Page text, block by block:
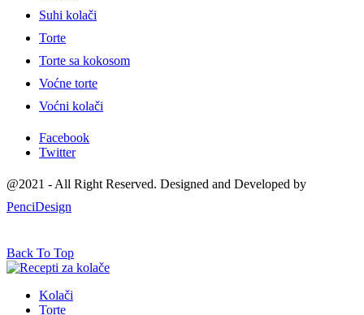
Suhi kolači
Torte
Torte sa kokosom
Voćne torte
Voćni kolači
Facebook
Twitter
@2021 - All Right Reserved. Designed and Developed by
PenciDesign
Back To Top
Kolači
Torte